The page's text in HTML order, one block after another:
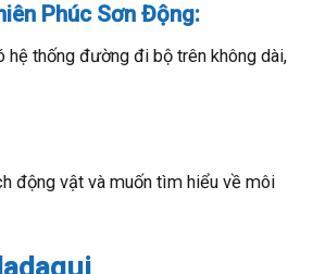
Phúc Sơn Động:
thống đường đi bộ trên không dài,
động vật và muốn tìm hiểu về môi